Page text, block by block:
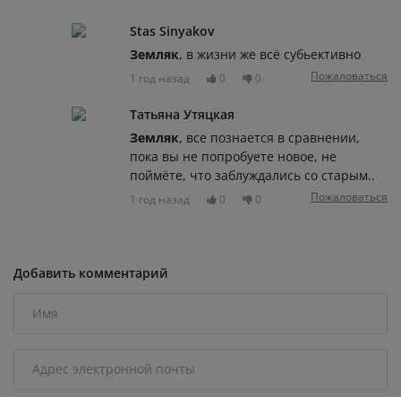
Stas Sinyakov
Земляк, в жизни же всё субьективно
1 год назад 0 0 Пожаловаться
Татьяна Утяцкая
Земляк, все познается в сравнении,
пока вы не попробуете новое, не
поймёте, что заблуждались со старым..
1 год назад 0 0 Пожаловаться
Добавить комментарий